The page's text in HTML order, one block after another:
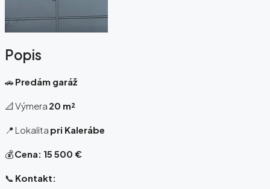
Popis
🚗 Predám garáž
📐 Výmera 20 m²
📍 Lokalita pri Kalerábe
💰Cena: 15 500 €
📞 Kontakt: